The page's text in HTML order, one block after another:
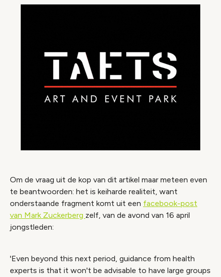
Om de vraag uit de kop van dit artikel maar meteen even
te beantwoorden: het is keiharde realiteit, want
onderstaande fragment komt uit een facebook-post
van Mark Zuckerberg zelf, van de avond van 16 april
jongstleden:
'Even beyond this next period, guidance from health
experts is that it won't be advisable to have large groups